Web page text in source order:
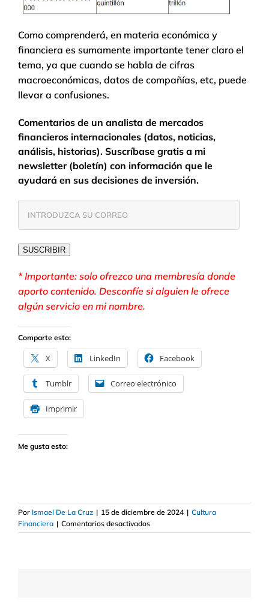
Como comprenderá, en materia económica y
financiera es sumamente importante tener claro el
tema, ya que cuando se habla de cifras
macroeconómicas, datos de compañías, etc, puede
llevar a confusiones.
Comentarios de un analista de mercados
financieros internacionales (datos, noticias,
análisis, historias). Suscríbase gratis a mi
newsletter (boletín) con información que le
ayudará en sus decisiones de inversión.
SU
SUSCRIBIR
* Importante: solo ofrezco una membresía donde
aporto contenido. Desconfíe si alguien le ofrece
algún servicio en mi nombre.
Comparte esto:
X LinkedIn Facebook
Tumblr Correo electrónico
Imprimir
Me gusta esto:
Por Ismael De La Cruz | 15 de diciembre de 2024 | Cultura
Financiera | Comentarios desactivadosen
No